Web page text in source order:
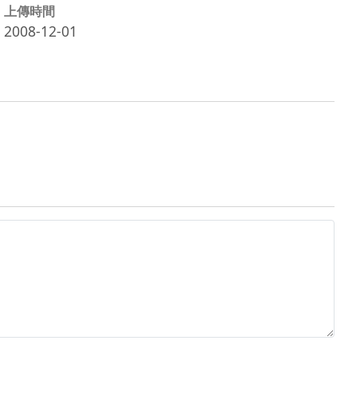
上傳時間
2008-12-01